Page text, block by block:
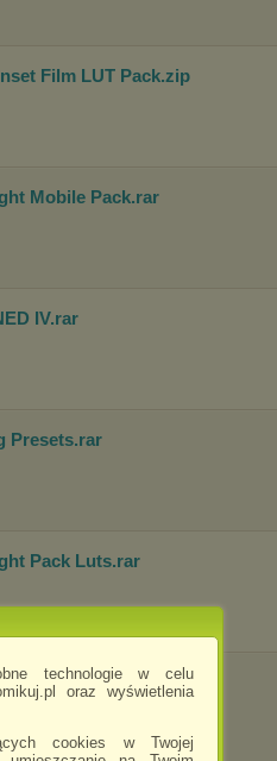
technologie w celu
oraz wyświetlenia
cookies w Twojej
Film LUT Pack.zip
Mobile Pack.rar
IV.rar
Presets.rar
Pack Luts.rar
Presets(1).rar